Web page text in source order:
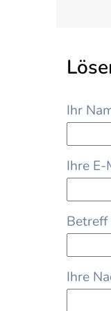
Ihr
Ihre
Betreff
Ihre